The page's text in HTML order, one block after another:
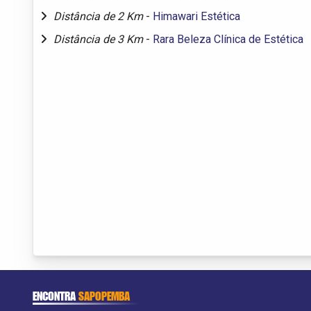
Distância de 2 Km - Himawari Estética
Distância de 3 Km - Rara Beleza Clínica de Estética
ENCONTRASAPOPEMBA